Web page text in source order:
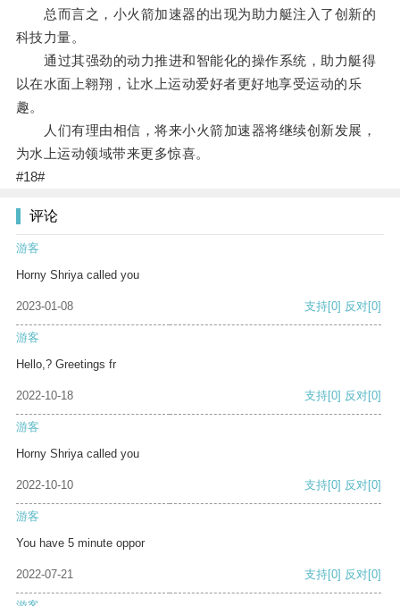
总而言之，小火箭加速器的出现为助力艇注入了创新的
科技力量。
通过其强劲的动力推进和智能化的操作系统，助力艇得
以在水面上翱翔，让水上运动爱好者更好地享受运动的乐
趣。
人们有理由相信，将来小火箭加速器将继续创新发展，
为水上运动领域带来更多惊喜。
#18#
评论
游客
Horny Shriya called you
2023-01-08 支持[0] 反对[0]
游客
Hello,? Greetings fr
2022-10-18 支持[0] 反对[0]
游客
Horny Shriya called you
2022-10-10 支持[0] 反对[0]
游客
You have 5 minute oppor
2022-07-21 支持[0] 反对[0]